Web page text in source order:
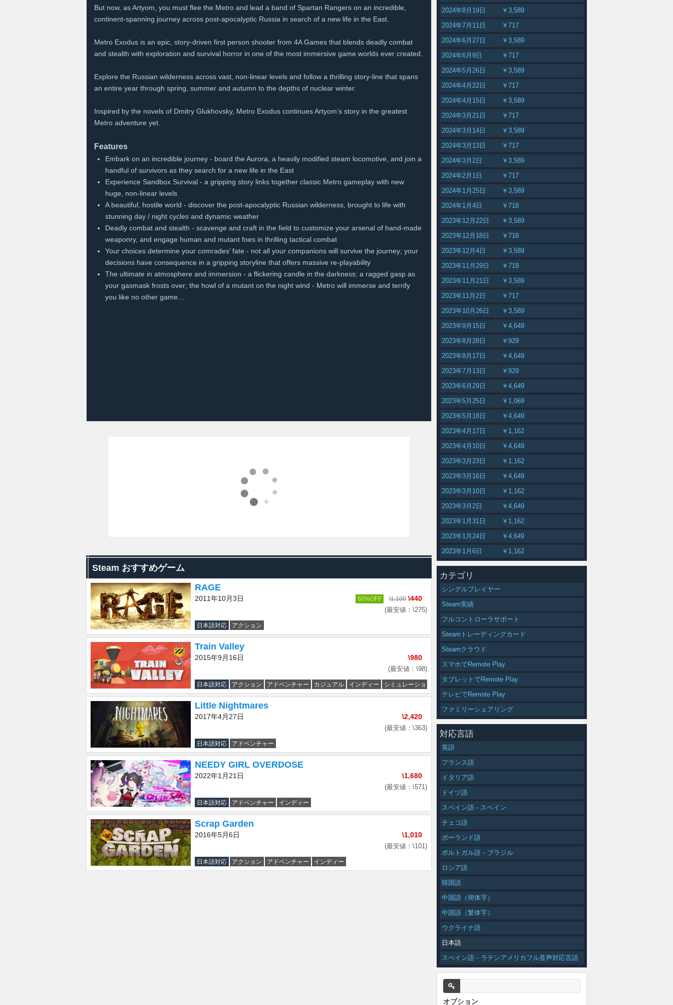
But now, as Artyom, you must flee the Metro and lead a band of Spartan Rangers on an incredible,
continent-spanning journey across post-apocalyptic Russia in search of a new life in the East.
Metro Exodus is an epic, story-driven first person shooter from 4A Games that blends deadly combat
and stealth with exploration and survival horror in one of the most immersive game worlds ever created.
Explore the Russian wilderness across vast, non-linear levels and follow a thrilling story-line that spans
an entire year through spring, summer and autumn to the depths of nuclear winter.
Inspired by the novels of Dmitry Glukhovsky, Metro Exodus continues Artyom’s story in the greatest
Metro adventure yet.
Features
Embark on an incredible journey - board the Aurora, a heavily modified steam locomotive, and join a
handful of survivors as they search for a new life in the East
Experience Sandbox Survival - a gripping story links together classic Metro gameplay with new
huge, non-linear levels
A beautiful, hostile world - discover the post-apocalyptic Russian wilderness, brought to life with
stunning day / night cycles and dynamic weather
Deadly combat and stealth - scavenge and craft in the field to customize your arsenal of hand-made
weaponry, and engage human and mutant foes in thrilling tactical combat
Your choices determine your comrades’ fate - not all your companions will survive the journey; your
decisions have consequence in a gripping storyline that offers massive re-playability
The ultimate in atmosphere and immersion - a flickering candle in the darkness; a ragged gasp as
your gasmask frosts over; the howl of a mutant on the night wind - Metro will immerse and terrify
you like no other game…
Steam おすすめゲーム
RAGE
2011年10月3日 60%OFF \1,100 \440
(最安値：\275)
日本語対応 アクション
Train Valley
2015年9月16日 \980
(最安値：\98)
日本語対応 アクション アドベンチャー カジュアル インディー シミュレーション ストラテジー
Little Nightmares
2017年4月27日 \2,420
(最安値：\363)
日本語対応 アドベンチャー
NEEDY GIRL OVERDOSE
2022年1月21日 \1,680
(最安値：\571)
日本語対応 アドベンチャー インディー
Scrap Garden
2016年5月6日 \1,010
(最安値：\101)
日本語対応 アクション アドベンチャー インディー
2024年8月19日
￥3,589
2024年7月11日
￥717
2024年6月27日
￥3,589
2024年6月9日
￥717
2024年5月26日
￥3,589
2024年4月22日
￥717
2024年4月15日
￥3,589
2024年3月21日
￥717
2024年3月14日
￥3,589
2024年3月13日
￥717
2024年3月2日
￥3,589
2024年2月1日
￥717
2024年1月25日
￥3,589
2024年1月4日
￥718
2023年12月22日
￥3,589
2023年12月18日
￥718
2023年12月4日
￥3,589
2023年11月29日
￥718
2023年11月21日
￥3,589
2023年11月2日
￥717
2023年10月26日
￥3,589
2023年9月15日
￥4,649
2023年8月28日
￥929
2023年8月17日
￥4,649
2023年7月13日
￥929
2023年6月29日
￥4,649
2023年5月25日
￥1,069
2023年5月18日
￥4,649
2023年4月17日
￥1,162
2023年4月10日
￥4,649
2023年3月23日
￥1,162
2023年3月16日
￥4,649
2023年3月10日
￥1,162
2023年3月2日
￥4,649
2023年1月31日
￥1,162
2023年1月24日
￥4,649
2023年1月6日
￥1,162
カテゴリ
シングルプレイヤー
Steam実績
フルコントローラサポート
Steamトレーディングカード
Steamクラウド
スマホでRemote Play
タブレットでRemote Play
テレビでRemote Play
ファミリーシェアリング
対応言語
英語
フランス語
イタリア語
ドイツ語
スペイン語 - スペイン
チェコ語
ポーランド語
ポルトガル語－ブラジル
ロシア語
韓国語
中国語（簡体字）
中国語（繁体字）
ウクライナ語
日本語
スペイン語－ラテンアメリカフル音声対応言語
オプション